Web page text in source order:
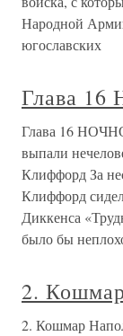
Народной
югославских
Глава
Глава 16
выпали
Клиффорд За
Клиффорд
Диккенса
было бы
2.
2. Кошмар